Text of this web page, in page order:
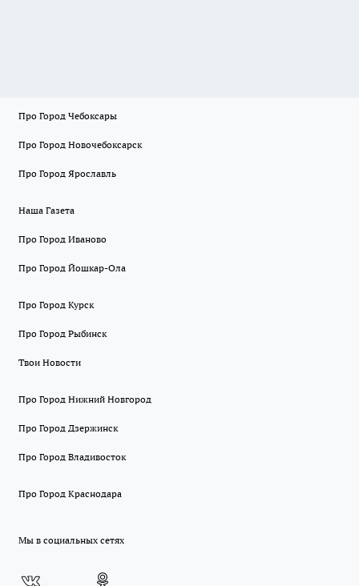
Про Город Чебоксары
Про Город Новочебоксарск
Про Город Ярославль
Наша Газета
Про Город Иваново
Про Город Йошкар-Ола
Про Город Курск
Про Город Рыбинск
Твои Новости
Про Город Нижний Новгород
Про Город Дзержинск
Про Город Владивосток
Про Город Краснодара
Мы в социальных сетях